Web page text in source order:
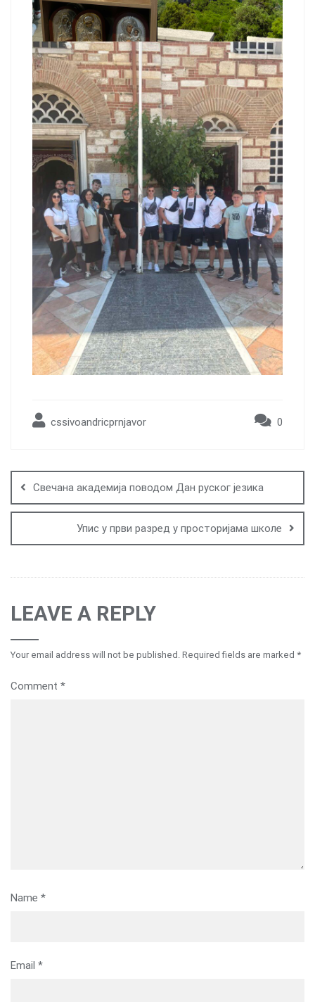
cssivoandricprnjavor 0
navigation
Свечана академија поводом Дан руског језика
Упис у први разред у просторијама школе
LEAVE A REPLY
Your email address will not be published. Required fields are marked *
Comment *
Name *
Email *